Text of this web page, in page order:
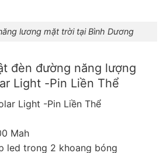
lương mặt trời tại Bình Dương
đèn đường năng lượng
Light -Pin Liền Thể
Light -Pin Liền Thể
Mah
led trong 2 khoang bóng